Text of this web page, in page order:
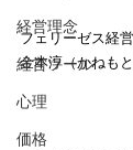
経営理念
経営ツール
心理
価格
フェリーゼス経
金本淳（かねも